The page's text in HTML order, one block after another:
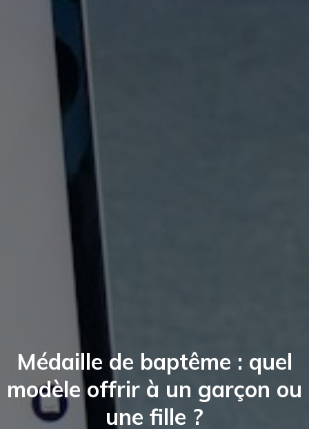
Médaille de baptême : quel
modèle offrir à un garçon ou
une fille ?